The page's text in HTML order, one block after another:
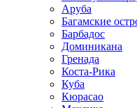
Аруба
Багамские
Барбадос
Доминикана
Гренада
Коста-Рика
Куба
Кюрасао